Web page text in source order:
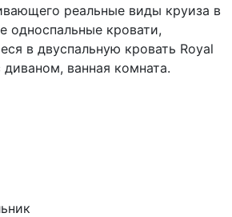
реальные виды круиза в
односпальные кровати,
в двуспальную кровать Royal
ванная комната.